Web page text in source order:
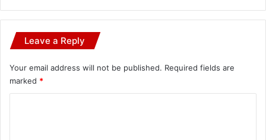
Leave a Reply
Your email address will not be published. Required fields are
marked *